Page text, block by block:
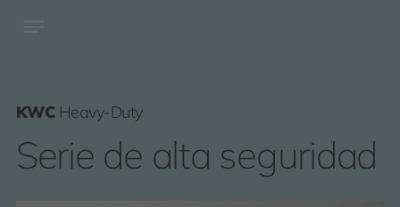
KWC Heavy-Duty
Serie de alta seguridad